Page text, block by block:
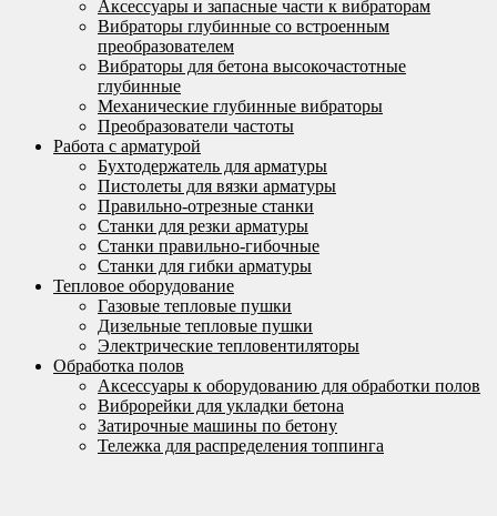
Аксессуары и запасные части к вибраторам
Вибраторы глубинные со встроенным
преобразователем
Вибраторы для бетона высокочастотные
глубинные
Механические глубинные вибраторы
Преобразователи частоты
Работа с арматурой
Бухтодержатель для арматуры
Пистолеты для вязки арматуры
Правильно-отрезные станки
Станки для резки арматуры
Станки правильно-гибочные
Станки для гибки арматуры
Тепловое оборудование
Газовые тепловые пушки
Дизельные тепловые пушки
Электрические тепловентиляторы
Обработка полов
Аксессуары к оборудованию для обработки полов
Виброрейки для укладки бетона
Затирочные машины по бетону
Тележка для распределения топпинга